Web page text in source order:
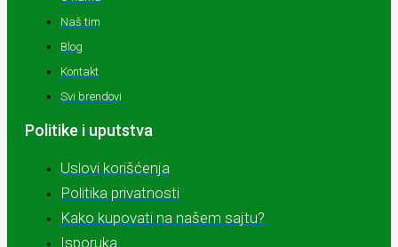
Naš tim
Blog
Kontakt
Svi brendovi
Politike i uputstva
Uslovi korišćenja
Politika privatnosti
Kako kupovati na našem sajtu?
Isporuka